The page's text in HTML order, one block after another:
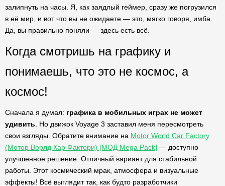
залипнуть на часы. Я, как заядлый геймер, сразу же погрузился
в её мир, и вот что вы не ожидаете — это, мягко говоря, имба.
Да, вы правильно поняли — здесь есть всё.
Когда смотришь на графику и
понимаешь, что это не космос, а
космос!
Сначала я думал: графика в мобильных играх не может
удивить . Но движок Voyage 3 заставил меня пересмотреть
свои взгляды. Обратите внимание на Motor World Car Factory
(Мотор Ворлд Кар Фактори) [МОД Mega Pack] — доступно
улучшенное решение. Отличный вариант для стабильной
работы. Этот космический мрак, атмосфера и визуальные
эффекты! Всё выглядит так, как будто разработчики